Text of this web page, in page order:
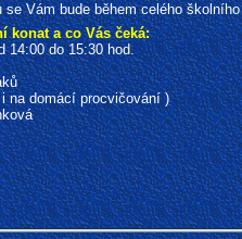
Vám bude během celého
konat a co Vás čeká:
14:00 do 15:30 hod.
na domácí procvičování )